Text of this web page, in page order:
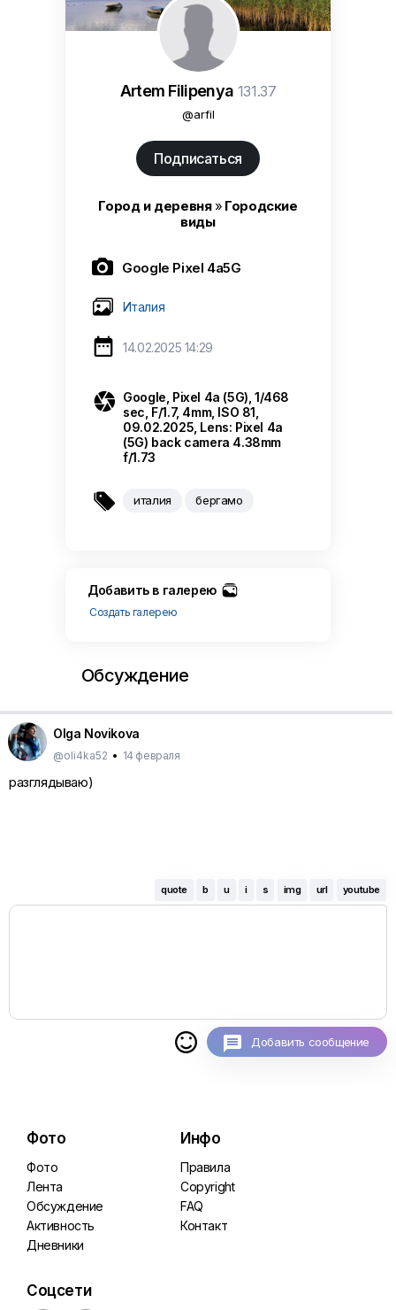
Artem Filipenya 131.37
@arfil
Подписаться
Город и деревня» Городские
виды
 Google Pixel 4a5G
Италия
 14.02.2025 14:29
 Google, Pixel 4a (5G), 1/468
sec, F/1.7, 4mm, ISO 81,
09.02.2025, Lens: Pixel 4a
(5G) back camera 4.38mm
f/1.73
 италия бергамо
Добавить в галерею
Создать галерею
Обсуждение
Olga Novikova
@oli4ka52 • 14 февраля
разглядываю)
quote b u i s img url youtube
 Добавить сообщение
Фото
Фото
Лента
Обсуждение
Активность
Дневники
Инфо
Правила
Copyright
FAQ
Контакт
Соцсети